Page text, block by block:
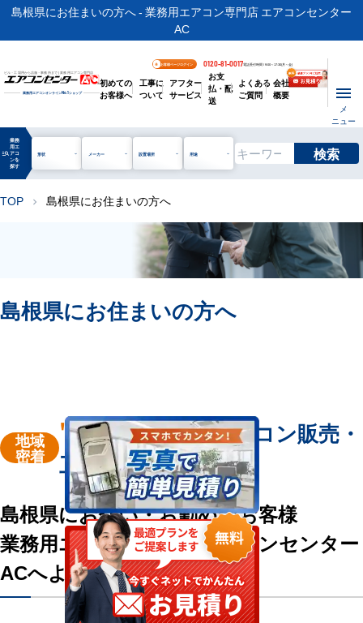
島根県にお住まいの方へ - 業務用エアコン専門店 エアコンセンター
AC
ビル・工場用から店舗・事務所まで | 業務用エアコン専門店
業務用エアコンオンラインNo.1ショップ
お客様ページログイン 0120-81-0017電話受付時間 / 9:00～17:30(月～金)
初めての
お客様へ
工事に
ついて
アフター
サービス
お支
払・配
送
よくある
ご質問
会社
概要
メ
ニュー
manage_search
業務
用エ
アコ
ンを
探す
形状 メーカー 設置場所 用途 検索
TOP chevron_right 島根県にお住まいの方へ
島根県にお住まいの方へ
地域
密着
"島根県"業務用エアコン販売・
工事を承ります
島根県にお住い・お勤めのお客様
業務用エアコン専門店エアコンセンター
ACへようこそ